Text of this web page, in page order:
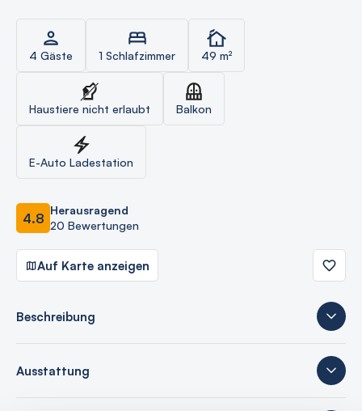
4 Gäste 1 Schlafzimmer 49 m²
Haustiere nicht erlaubt Balkon
E-Auto Ladestation
4.8 Herausragend
20 Bewertungen
Auf Karte anzeigen
Beschreibung
Ausstattung